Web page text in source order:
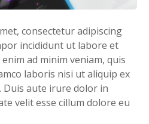
consectetur adipiscing
incididunt ut labore et
ad minim veniam, quis
laboris nisi ut aliquip ex
Duis aute irure dolor in
velit esse cillum dolore eu